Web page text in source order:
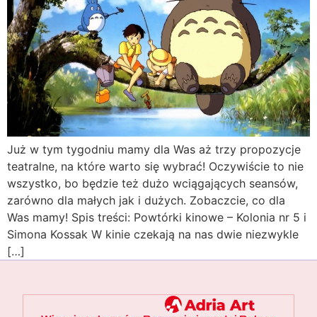
Już w tym tygodniu mamy dla Was aż trzy propozycje
teatralne, na które warto się wybrać! Oczywiście to nie
wszystko, bo będzie też dużo wciągających seansów,
zarówno dla małych jak i dużych. Zobaczcie, co dla
Was mamy! Spis treści: Powtórki kinowe – Kolonia nr 5 i
Simona Kossak W kinie czekają na nas dwie niezwykle
[…]